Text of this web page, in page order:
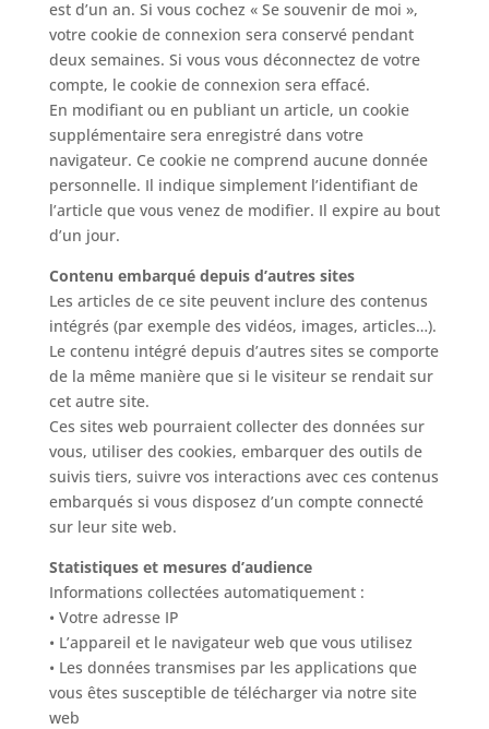
est d’un an. Si vous cochez « Se souvenir de moi »,
votre cookie de connexion sera conservé pendant
deux semaines. Si vous vous déconnectez de votre
compte, le cookie de connexion sera effacé.
En modifiant ou en publiant un article, un cookie
supplémentaire sera enregistré dans votre
navigateur. Ce cookie ne comprend aucune donnée
personnelle. Il indique simplement l’identifiant de
l’article que vous venez de modifier. Il expire au bout
d’un jour.
Contenu embarqué depuis d’autres sites
Les articles de ce site peuvent inclure des contenus
intégrés (par exemple des vidéos, images, articles…).
Le contenu intégré depuis d’autres sites se comporte
de la même manière que si le visiteur se rendait sur
cet autre site.
Ces sites web pourraient collecter des données sur
vous, utiliser des cookies, embarquer des outils de
suivis tiers, suivre vos interactions avec ces contenus
embarqués si vous disposez d’un compte connecté
sur leur site web.
Statistiques et mesures d’audience
Informations collectées automatiquement :
• Votre adresse IP
• L’appareil et le navigateur web que vous utilisez
• Les données transmises par les applications que
vous êtes susceptible de télécharger via notre site
web